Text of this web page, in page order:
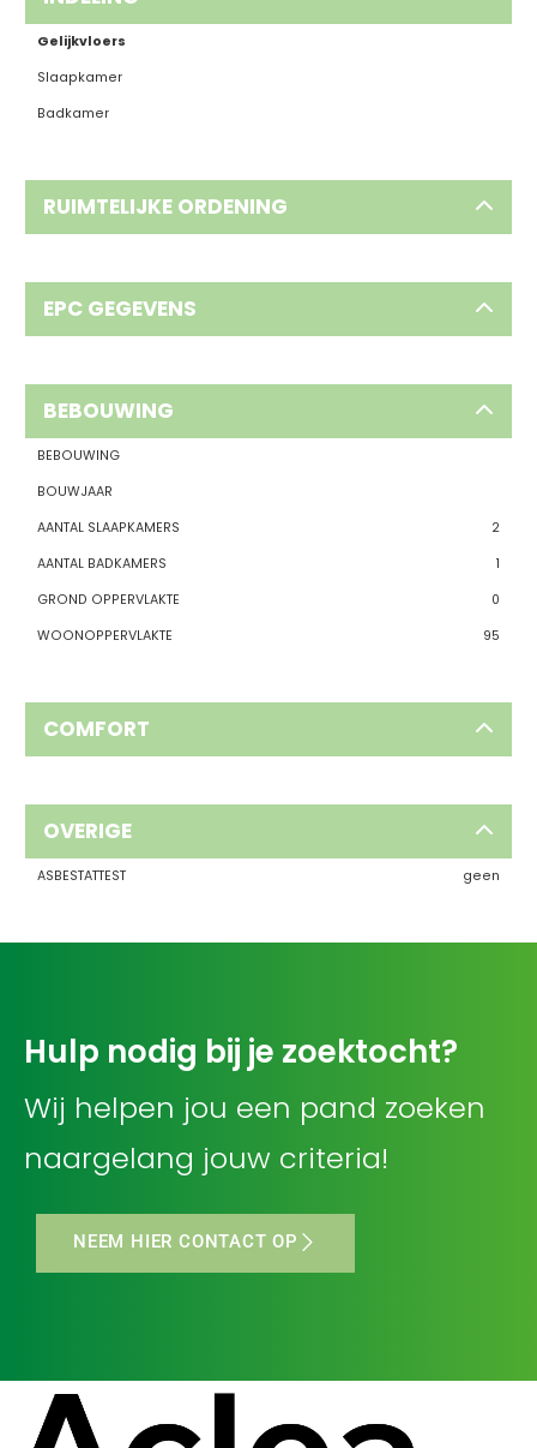
Gelijkvloers
Slaapkamer
Badkamer
RUIMTELIJKE ORDENING
EPC GEGEVENS
BEBOUWING
BEBOUWING
BOUWJAAR
AANTAL SLAAPKAMERS
2
AANTAL BADKAMERS
1
GROND OPPERVLAKTE
0
WOONOPPERVLAKTE
95
COMFORT
OVERIGE
ASBESTATTEST geen
Hulp nodig bij je zoektocht?
Wij helpen jou een pand zoeken
naargelang jouw criteria!
NEEM HIER CONTACT OP